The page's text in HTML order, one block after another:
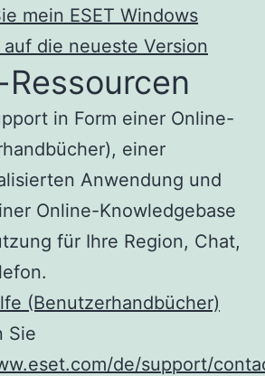
mein ESET Windows
die neueste Version
in Form einer Online-
einer
Anwendung und
Online-Knowledgebase
für Ihre Region, Chat,
(Benutzerhandbücher)
Sie
de/support/